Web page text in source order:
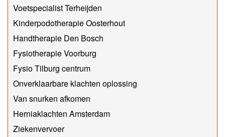
Voetspecialist Terheijden
Kinderpodotherapie Oosterhout
Handtherapie Den Bosch
Fysiotherapie Voorburg
Fysio Tilburg centrum
Onverklaarbare klachten oplossing
Van snurken afkomen
Herniaklachten Amsterdam
Ziekenvervoer